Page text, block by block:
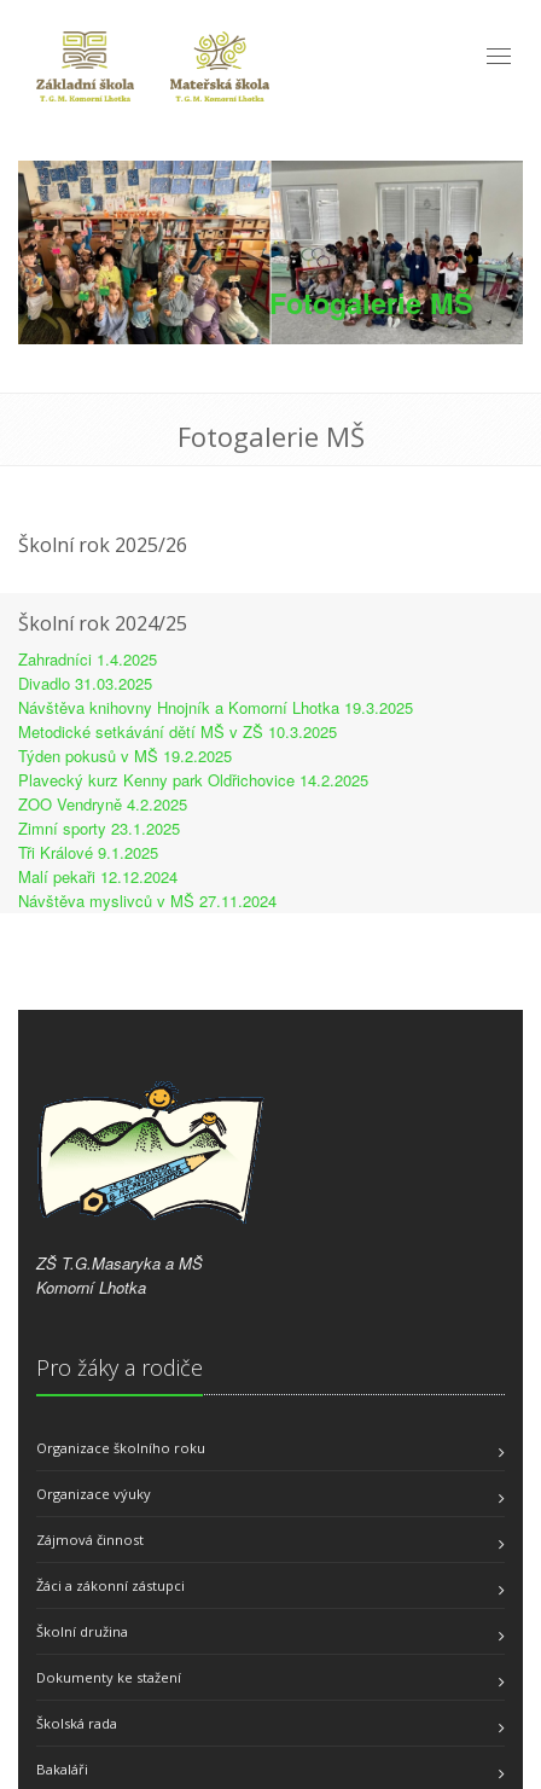
Fotogalerie MŠ
Fotogalerie MŠ
Školní rok 2025/26
Školní rok 2024/25
Zahradníci 1.4.2025
Divadlo 31.03.2025
Návštěva knihovny Hnojník a Komorní Lhotka 19.3.2025
Metodické setkávání dětí MŠ v ZŠ 10.3.2025
Týden pokusů v MŠ 19.2.2025
Plavecký kurz Kenny park Oldřichovice 14.2.2025
ZOO Vendryně 4.2.2025
Zimní sporty 23.1.2025
Tři Králové 9.1.2025
Malí pekaři 12.12.2024
Návštěva myslivců v MŠ 27.11.2024
ZŠ T.G.Masaryka a MŠ
Komorní Lhotka
Pro žáky a rodiče
Organizace školního roku
Organizace výuky
Zájmová činnost
Žáci a zákonní zástupci
Školní družina
Dokumenty ke stažení
Školská rada
Bakaláři